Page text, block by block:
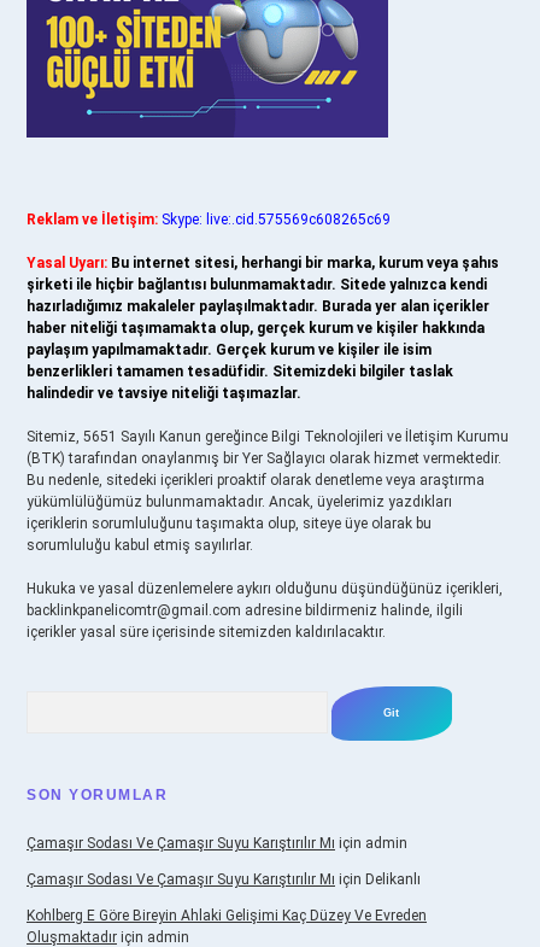
Reklam ve İletişim: Skype: live:.cid.575569c608265c69
Yasal Uyarı: Bu internet sitesi, herhangi bir marka, kurum veya şahıs
şirketi ile hiçbir bağlantısı bulunmamaktadır. Sitede yalnızca kendi
hazırladığımız makaleler paylaşılmaktadır. Burada yer alan içerikler
haber niteliği taşımamakta olup, gerçek kurum ve kişiler hakkında
paylaşım yapılmamaktadır. Gerçek kurum ve kişiler ile isim
benzerlikleri tamamen tesadüfidir. Sitemizdeki bilgiler taslak
halindedir ve tavsiye niteliği taşımazlar.
Sitemiz, 5651 Sayılı Kanun gereğince Bilgi Teknolojileri ve İletişim Kurumu
(BTK) tarafından onaylanmış bir Yer Sağlayıcı olarak hizmet vermektedir.
Bu nedenle, sitedeki içerikleri proaktif olarak denetleme veya araştırma
yükümlülüğümüz bulunmamaktadır. Ancak, üyelerimiz yazdıkları
içeriklerin sorumluluğunu taşımakta olup, siteye üye olarak bu
sorumluluğu kabul etmiş sayılırlar.
Hukuka ve yasal düzenlemelere aykırı olduğunu düşündüğünüz içerikleri,
backlinkpanelicomtr@gmail.com adresine bildirmeniz halinde, ilgili
içerikler yasal süre içerisinde sitemizden kaldırılacaktır.
SON YORUMLAR
Çamaşır Sodası Ve Çamaşır Suyu Karıştırılır Mı için admin
Çamaşır Sodası Ve Çamaşır Suyu Karıştırılır Mı için Delikanlı
Kohlberg E Göre Bireyin Ahlaki Gelişimi Kaç Düzey Ve Evreden
Oluşmaktadır için admin